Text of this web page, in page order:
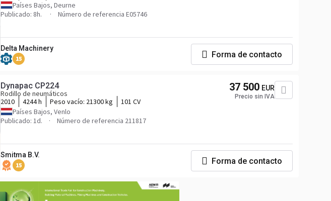
Países Bajos, Deurne
Publicado: 8h.
Número de referencia E05746
Delta Machinery
15 Forma de contacto
Dynapac CP224
Rodillo de neumáticos
2010
4244 h Peso vacío: 21300 kg
101 CV
Países Bajos, Venlo
Publicado: 1d.
Número de referencia 211817
37 500 EUR
Precio sin IVA
Smitma B.V.
15 Forma de contacto